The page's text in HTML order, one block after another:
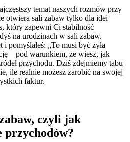
temat naszych rozmów przy
otwiera sali zabaw tylko dla idei –
który zapewni Ci stabilność
na urodzinach w sali zabaw.
i pomyślałeś: „To musi być żyła
– pod warunkiem, że wiesz, jak
przychodu. Dziś zdejmiemy tabu
ile realnie możesz zarobić na swojej
faktur.
czyli jak
przychodów?